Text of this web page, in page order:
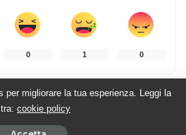
0 1 0
per migliorare la tua esperienza. Leggi la
cookie policy